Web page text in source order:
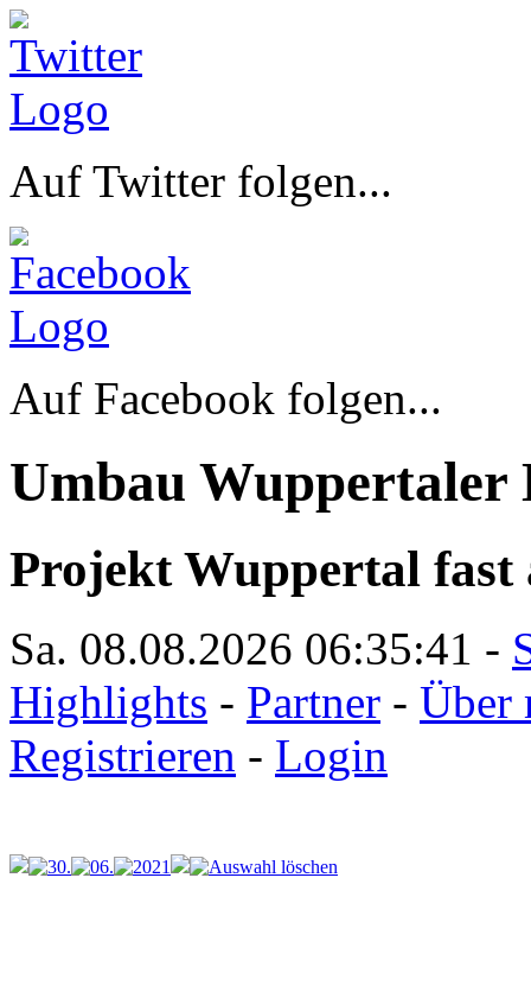
Auf Twitter folgen...
Auf Facebook folgen...
Umbau Wuppertaler
Projekt Wuppertal fast
Sa. 08.08.2026 06:35:41 -
Highlights - Partner - Über
Registrieren - Login